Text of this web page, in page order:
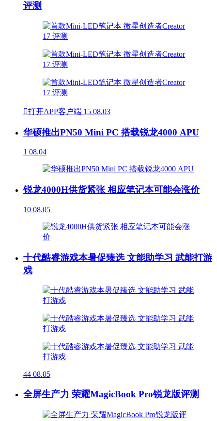
评测
打开APP客户端 15 08.03
华硕推出PN50 Mini PC 搭载锐龙4000 APU
1 08.04
锐龙4000H供货紧张 相应笔记本可能会涨价
10 08.05
十代酷睿游戏本暑促臻选 文能助学习 武能打游
戏
44 08.05
全屏生产力 荣耀MagicBook Pro锐龙版评测